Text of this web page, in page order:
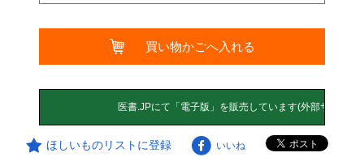
買い物かごへ入れる
ほしいものリストに登録 いいね